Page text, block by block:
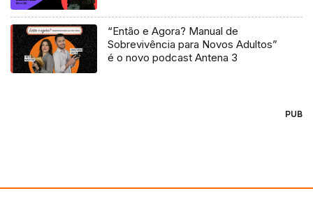
“Então e Agora? Manual de
Sobrevivência para Novos Adultos”
é o novo podcast Antena 3
PUB